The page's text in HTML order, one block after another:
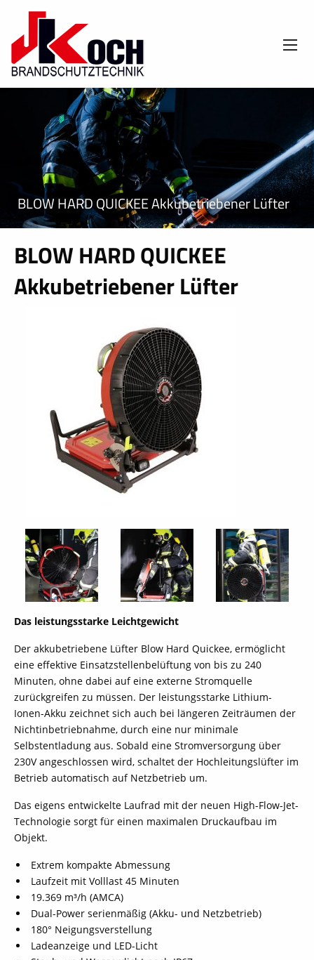
BLOW HARD QUICKEE Akkubetriebener Lüfter
BLOW HARD QUICKEE
Akkubetriebener Lüfter
Das leistungsstarke Leichtgewicht
Der akkubetriebene Lüfter Blow Hard Quickee, ermöglicht
eine effektive Einsatzstellenbelüftung von bis zu 240
Minuten, ohne dabei auf eine externe Stromquelle
zurückgreifen zu müssen. Der leistungsstarke Lithium-
Ionen-Akku zeichnet sich auch bei längeren Zeiträumen der
Nichtinbetriebnahme, durch eine nur minimale
Selbstentladung aus. Sobald eine Stromversorgung über
230V angeschlossen wird, schaltet der Hochleitungslüfter im
Betrieb automatisch auf Netzbetrieb um.
Das eigens entwickelte Laufrad mit der neuen High-Flow-Jet-
Technologie sorgt für einen maximalen Druckaufbau im
Objekt.
Extrem kompakte Abmessung
Laufzeit mit Volllast 45 Minuten
19.369 m³/h (AMCA)
Dual-Power serienmäßig (Akku- und Netzbetrieb)
180° Neigungsverstellung
Ladeanzeige und LED-Licht